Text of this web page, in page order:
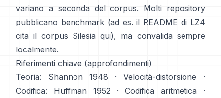
variano a seconda del corpus. Molti repository
pubblicano benchmark (ad es. il README di LZ4
cita il corpus Silesia qui), ma convalida sempre
localmente.
Riferimenti chiave (approfondimenti)
Teoria:
Shannon 1948 · Velocità-distorsione
·
Codifica:
Huffman 1952 · Codifica aritmetica
·